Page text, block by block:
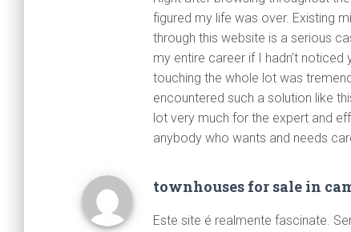
figured my life was over. Existing
through this website is a serious
my entire career if I hadn’t
touching the whole lot was
encountered such a solution like
lot very much for the expert and
anybody who wants and needs
townhouses for sale in
Este site é realmente fascinate.